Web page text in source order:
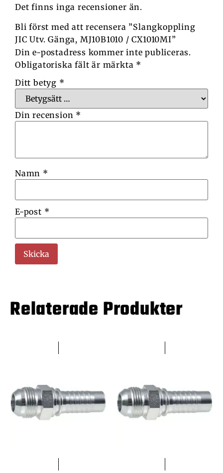
Det finns inga recensioner än.
Bli först med att recensera ”Slangkoppling
JIC Utv. Gänga, MJ10B1010 / CX1010MI”
Din e-postadress kommer inte publiceras.
Obligatoriska fält är märkta *
Ditt betyg *
Din recension *
Namn *
E-post *
Relaterade Produkter